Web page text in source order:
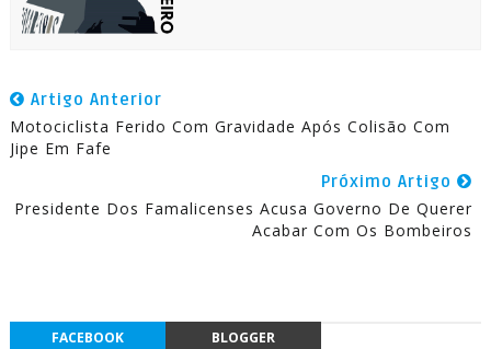
Artigo Anterior
Motociclista Ferido Com Gravidade Após Colisão Com
Jipe Em Fafe
Próximo Artigo
Presidente Dos Famalicenses Acusa Governo De Querer
Acabar Com Os Bombeiros
FACEBOOK BLOGGER